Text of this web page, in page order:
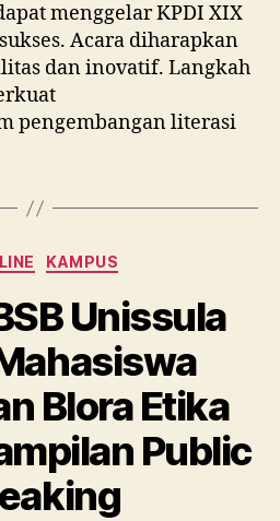
menggelar KPDI XIX
Acara diharapkan
dan inovatif. Langkah
pengembangan literasi
Categories
KAMPUS
Unissula
Blora Etika
Public